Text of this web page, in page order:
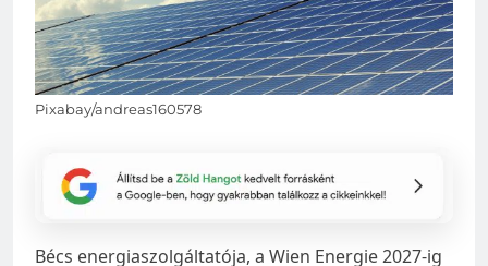
Pixabay/andreas160578
Bécs energiaszolgáltatója, a Wien Energie 2027-ig